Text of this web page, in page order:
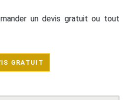
un devis gratuit ou tout
GRATUIT